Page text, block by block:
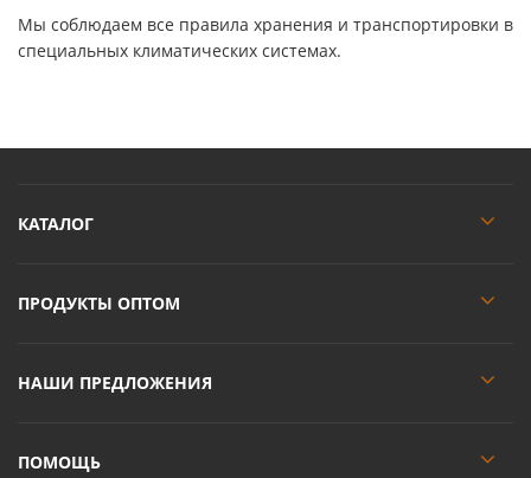
Мы соблюдаем все правила хранения и транспортировки в
специальных климатических системах.
КАТАЛОГ
ПРОДУКТЫ ОПТОМ
НАШИ ПРЕДЛОЖЕНИЯ
ПОМОЩЬ